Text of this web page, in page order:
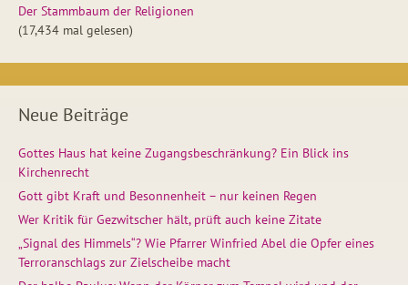
Der Stammbaum der Religionen
(17,434 mal gelesen)
Neue Beiträge
Gottes Haus hat keine Zugangsbeschränkung? Ein Blick ins
Kirchenrecht
Gott gibt Kraft und Besonnenheit – nur keinen Regen
Wer Kritik für Gezwitscher hält, prüft auch keine Zitate
„Signal des Himmels“? Wie Pfarrer Winfried Abel die Opfer eines
Terroranschlags zur Zielscheibe macht